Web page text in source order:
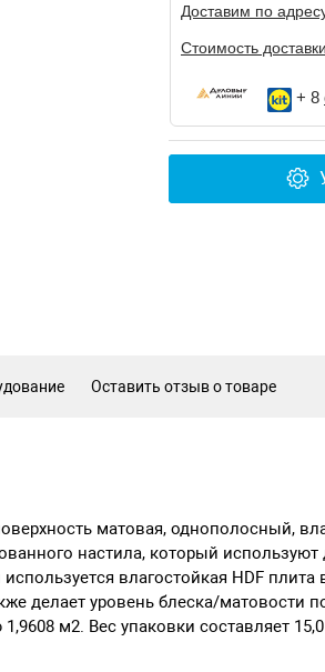
Доставим по
Стоимость
+ 8
Оставить отзыв о товаре
матовая, однополосный,
настила, который
влагостойкая HDF
делает уровень блеска/матовости
м2. Вес упаковки составляет 15,0